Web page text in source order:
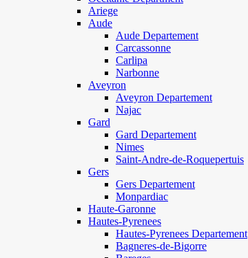
Ariege
Aude
Aude Departement
Carcassonne
Carlipa
Narbonne
Aveyron
Aveyron Departement
Najac
Gard
Gard Departement
Nimes
Saint-Andre-de-Roquepertuis
Gers
Gers Departement
Monpardiac
Haute-Garonne
Hautes-Pyrenees
Hautes-Pyrenees Departement
Bagneres-de-Bigorre